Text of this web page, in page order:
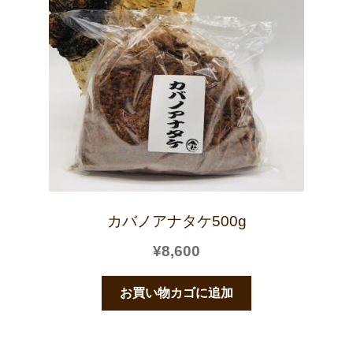
カバノアナタケ500g
¥8,600
お買い物カゴに追加